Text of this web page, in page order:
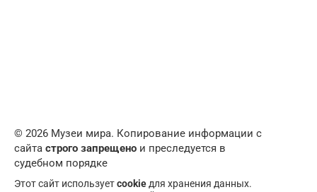
© 2026 Музеи мира. Копирование информации с
сайта строго запрещено и преследуется в
судебном порядке
Этот сайт используетcookie для хранения данных.